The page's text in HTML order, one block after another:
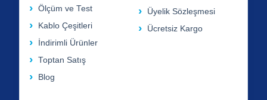
Ölçüm ve Test
Kablo Çeşitleri
İndirimli Ürünler
Toptan Satış
Blog
Üyelik Sözleşmesi
Ücretsiz Kargo